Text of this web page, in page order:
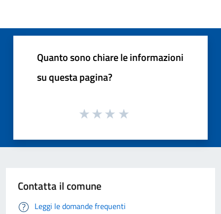
Quanto sono chiare le informazioni
su questa pagina?
Contatta il comune
Leggi le domande frequenti